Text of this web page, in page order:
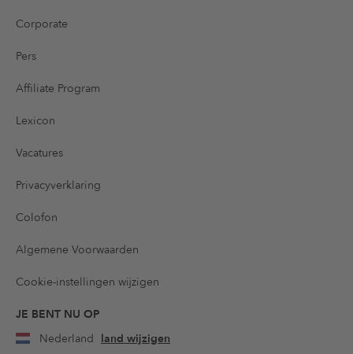
Corporate
Pers
Affiliate Program
Lexicon
Vacatures
Privacyverklaring
Colofon
Algemene Voorwaarden
Cookie-instellingen wijzigen
JE BENT NU OP
Nederland land wijzigen